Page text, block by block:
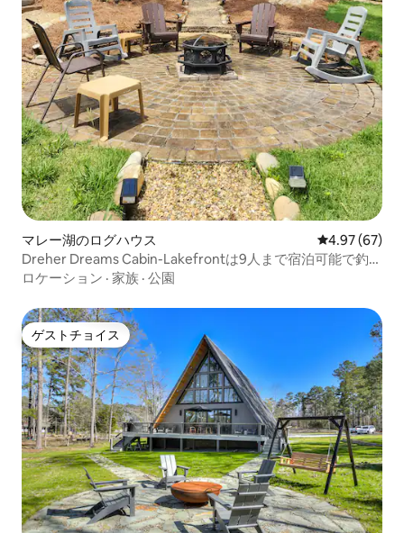
マレー湖のログハウス レビュー67
4.97 (67)
Dreher Dreams Cabin-Lakefrontは9人まで宿泊可能で釣り
も楽しめます
ロケーション · 家族 · 公園
ゲストチョイス
ゲストチョイス